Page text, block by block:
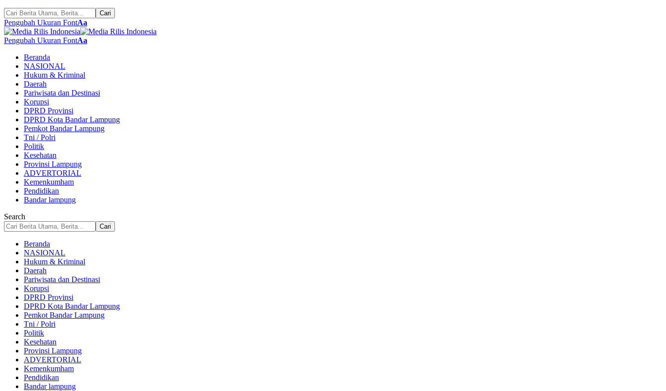
Pengubah Ukuran FontAa
Pengubah Ukuran FontAa
Beranda
NASIONAL
Hukum & Kriminal
Daerah
Pariwisata dan Destinasi
Korupsi
DPRD Provinsi
DPRD Kota Bandar Lampung
Pemkot Bandar Lampung
Tni / Polri
Politik
Kesehatan
Provinsi Lampung
ADVERTORIAL
Kemenkumham
Pendidikan
Bandar lampung
Search
Beranda
NASIONAL
Hukum & Kriminal
Daerah
Pariwisata dan Destinasi
Korupsi
DPRD Provinsi
DPRD Kota Bandar Lampung
Pemkot Bandar Lampung
Tni / Polri
Politik
Kesehatan
Provinsi Lampung
ADVERTORIAL
Kemenkumham
Pendidikan
Bandar lampung